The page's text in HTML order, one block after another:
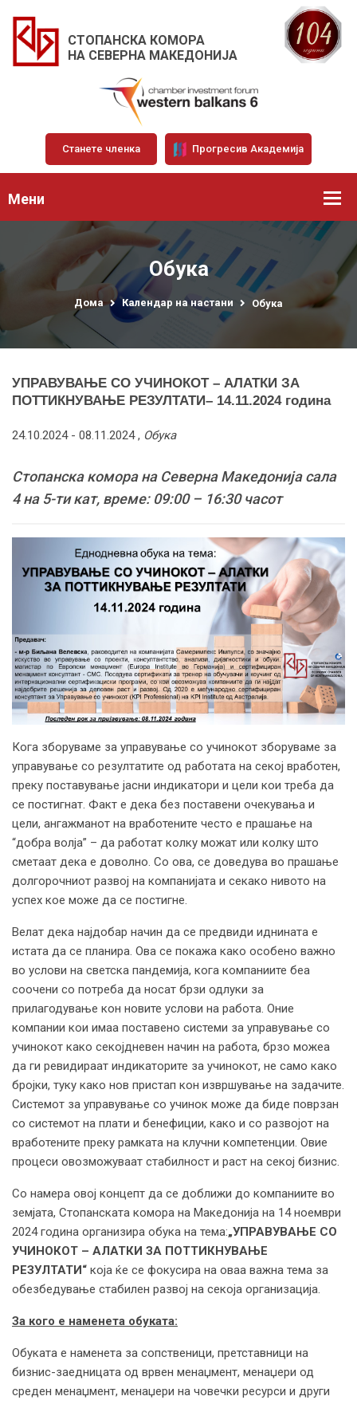
СТОПАНСКА КОМОРА
НА СЕВЕРНА МАКЕДОНИЈА
Станете членка Прогресив Академија
Мени
Обука
Дома Календар на настани Обука
УПРАВУВАЊЕ СО УЧИНОКОТ – АЛАТКИ ЗА
ПОТТИКНУВАЊЕ РЕЗУЛТАТИ– 14.11.2024 година
24.10.2024 - 08.11.2024, Обука
Стопанска комора на Северна Македонија сала
4 на 5-ти кат, време: 09:00 – 16:30 часот
Кога зборуваме за управување со учинокот зборуваме за
управување со резултатите од работата на секој вработен,
преку поставување јасни индикатори и цели кои треба да
се постигнат. Факт е дека без поставени очекувања и
цели, ангажманот на вработените често е прашање на
“добра волја” – да работат колку можат или колку што
сметаат дека е доволно. Со ова, се доведува во прашање
долгорочниот развој на компанијата и секако нивото на
успех кое може да се постигне.
Велат дека најдобар начин да се предвиди иднината е
истата да се планира. Ова се покажа како особено важно
во услови на светска пандемија, кога компаниите беа
соочени со потреба да носат брзи одлуки за
прилагодување кон новите услови на работа. Оние
компании кои имаа поставено системи за управување со
учинокот како секојдневен начин на работа, брзо можеа
да ги ревидираат индикаторите за учинокот, не само како
бројки, туку како нов пристап кон извршување на задачите.
Системот за управување со учинок може да биде поврзан
со системот на плати и бенефиции, како и со развојот на
вработените преку рамката на клучни компетенции. Овие
процеси овозможуваат стабилност и раст на секој бизнис.
Со намера овој концепт да се доближи до компаниите во
земјата, Стопанската комора на Македонија на 14 ноември
2024 година организира обука на тема:„УПРАВУВАЊЕ СО
УЧИНОКОТ – АЛАТКИ ЗА ПОТТИКНУВАЊЕ
РЕЗУЛТАТИ“ која ќе се фокусира на оваа важна тема за
обезбедување стабилен развој на секоја организација.
За кого е наменета обуката:
Обуката е наменета за сопственици, претставници на
бизнис-заедницата од врвен менаџмент, менаџери од
среден менаџмент, менаџери на човечки ресурси и други